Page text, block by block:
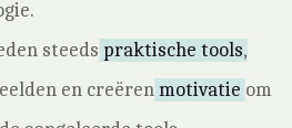
steeds praktische tools,
en creërenmotivatie om